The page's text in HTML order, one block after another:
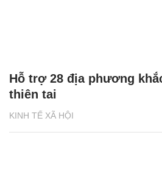
KINH TẾ XÃ HỘI
Hỗ trợ 28 địa phương
thiên tai